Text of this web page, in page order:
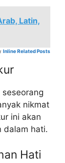
Latin,
Inline Related Posts
nikmat
ini akan
dalam hati.
Hati